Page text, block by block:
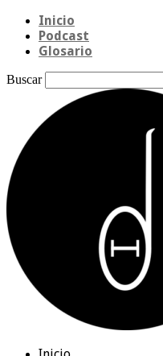
Inicio
Podcast
Glosario
Buscar